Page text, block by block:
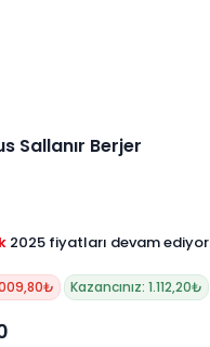
Sallanır Berjer
2025 fiyatları devam ediyor
Kazancınız: 1.112,20₺